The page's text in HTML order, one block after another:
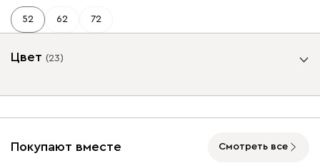
52 62 72
Цвет (23)
Покупают вместе Смотреть все